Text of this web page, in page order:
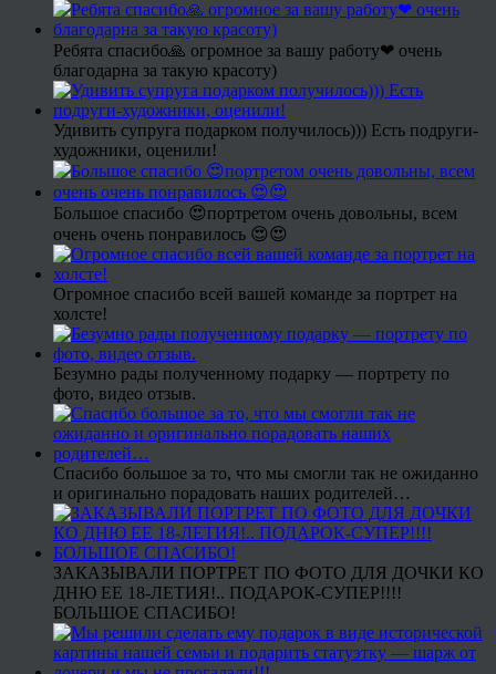
Ребята спасибо🙏 огромное за вашу работу❤ очень
благодарна за такую красоту)
Удивить супруга подарком получилось))) Есть подруги-
художники, оценили!
Большое спасибо 😍портретом очень довольны, всем
очень очень понравилось 😍😍
Огромное спасибо всей вашей команде за портрет на
холсте!
Безумно рады полученному подарку — портрету по
фото, видео отзыв.
Спасибо большое за то, что мы смогли так не ожиданно
и оригинально порадовать наших родителей…
ЗАКАЗЫВАЛИ ПОРТРЕТ ПО ФОТО ДЛЯ ДОЧКИ КО
ДНЮ ЕЕ 18-ЛЕТИЯ!.. ПОДАРОК-СУПЕР!!!!
БОЛЬШОЕ СПАСИБО!